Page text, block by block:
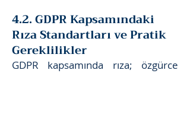
4.2. GDPR Kapsamındaki
Rıza Standartları ve Pratik
Gereklilikler
GDPR kapsamında rıza; özgürce